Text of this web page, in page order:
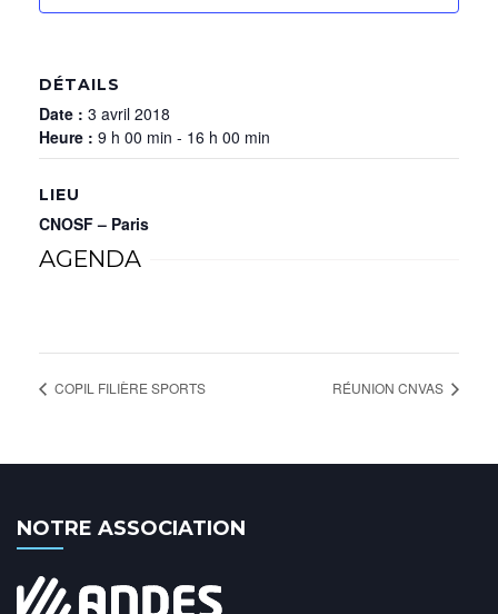
DÉTAILS
Date : 3 avril 2018
Heure : 9 h 00 min - 16 h 00 min
LIEU
CNOSF – Paris
AGENDA
COPIL FILIÈRE SPORTS RÉUNION CNVAS
NOTRE ASSOCIATION